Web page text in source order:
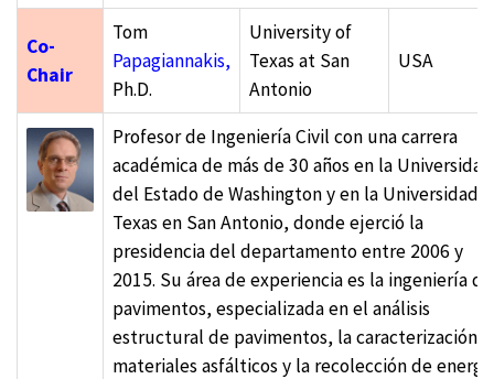
Co-
Chair
Tom
Papagiannakis,
Ph.D.
University of
Texas at San
Antonio
USA
Profesor de Ingeniería Civil con una carrera
académica de más de 30 años en la Universidad
del Estado de Washington y en la Universidad
Texas en San Antonio, donde ejerció la
presidencia del departamento entre 2006 y
2015. Su área de experiencia es la ingeniería de
pavimentos, especializada en el análisis
estructural de pavimentos, la caracterización
materiales asfálticos y la recolección de